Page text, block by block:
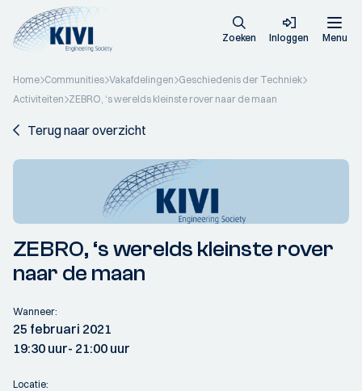
Zoeken Inloggen Menu
Home Communities Vakafdelingen Geschiedenis der Techniek
Activiteiten ZEBRO, ‘s werelds kleinste rover naar de maan
Terug naar overzicht
ZEBRO, ‘s werelds kleinste rover
naar de maan
Wanneer:
25 februari 2021
19:30 uur- 21:00 uur
Locatie: